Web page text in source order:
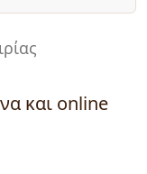
και online